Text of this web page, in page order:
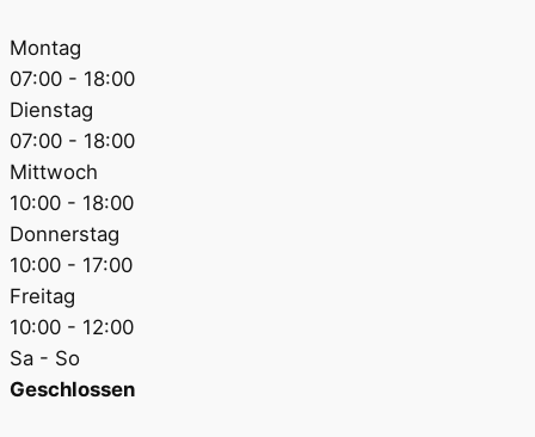
Montag
07:00 - 18:00
Dienstag
07:00 - 18:00
Mittwoch
10:00 - 18:00
Donnerstag
10:00 - 17:00
Freitag
10:00 - 12:00
Sa - So
Geschlossen